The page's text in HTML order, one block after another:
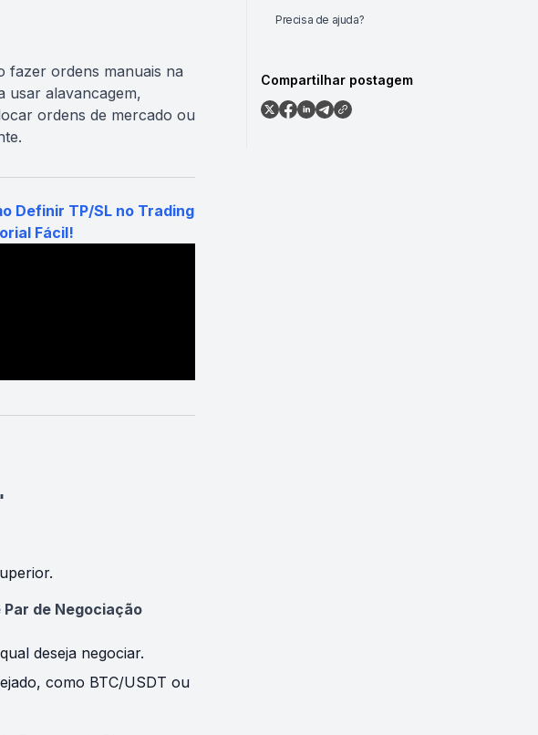
fazer ordens manuais na
usar alavancagem,
ordens de mercado ou
Definir TP/SL no Trading
Fácil!
Par de Negociação
deseja negociar.
como BTC/USDT ou
Precisa de ajuda?
Compartilhar postagem